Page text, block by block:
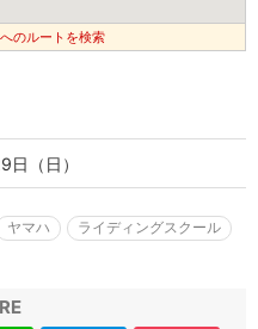
のルートを検索
（日）
ヤマハ
ライディングスクール